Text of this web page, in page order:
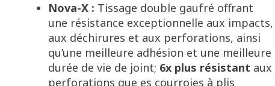
Nova-X : Tissage double gaufré offrant
une résistance exceptionnelle aux impacts,
aux déchirures et aux perforations, ainsi
qu’une meilleure adhésion et une meilleure
durée de vie de joint; 6x plus résistant aux
perforations que es courroies à plis